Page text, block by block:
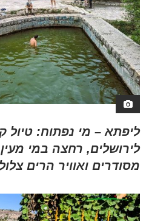
ליפתא – מי נפתוח: טיול
לירושלים, רחצה במי
מסודרים ואוויר הרים צלול